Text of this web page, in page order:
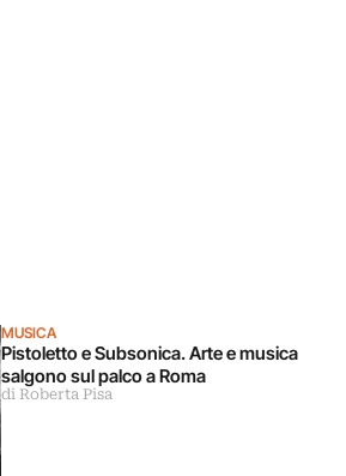
MUSICA
Pistoletto e Subsonica. Arte e musica
salgono sul palco a Roma
di Roberta Pisa